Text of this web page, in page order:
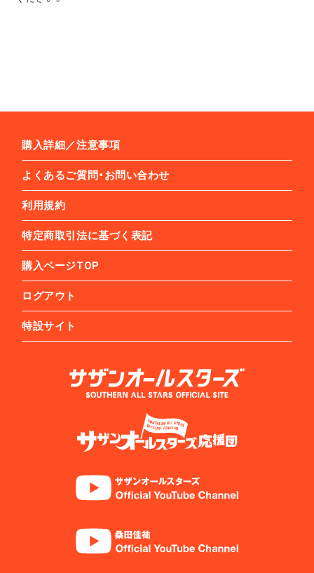
購入詳細／注意事項
よくあるご質問・お問い合わせ
利用規約
特定商取引法に基づく表記
購入ページTOP
ログアウト
特設サイト